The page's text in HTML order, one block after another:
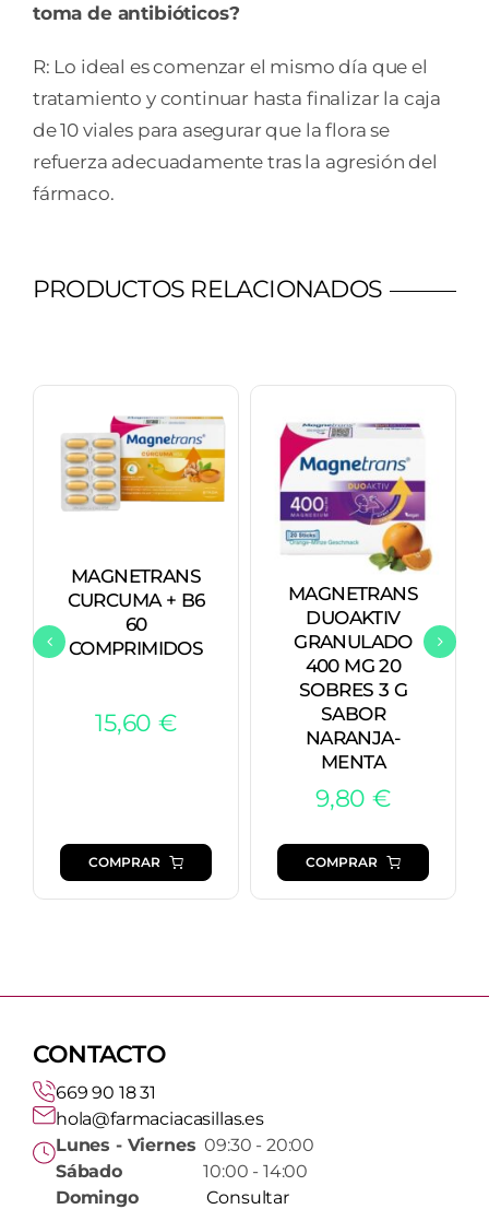
toma de antibióticos?
R: Lo ideal es comenzar el mismo día que el
tratamiento y continuar hasta finalizar la caja
de 10 viales para asegurar que la flora se
refuerza adecuadamente tras la agresión del
fármaco.
PRODUCTOS RELACIONADOS
MAGNETRANS
CURCUMA + B6
60
COMPRIMIDOS
15,60 €
COMPRAR
MAGNETRANS
DUOAKTIV
GRANULADO
400 MG 20
SOBRES 3 G
SABOR
NARANJA-
MENTA
9,80€
COMPRAR
CONTACTO
669 90 18 31
hola@farmaciacasillas.es
Lunes - Viernes 09:30 - 20:00
Sábado10:00 - 14:00
Domingo
Consultar